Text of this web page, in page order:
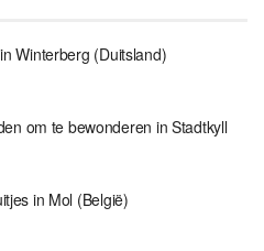
Winterberg (Duitsland)
om te bewonderen in Stadtkyll
in Mol (België)